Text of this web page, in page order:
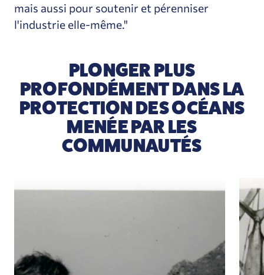
mais aussi pour soutenir et pérenniser
l'industrie elle-même."
PLONGER PLUS
PROFONDÉMENT DANS LA
PROTECTION DES OCÉANS
MENÉE PAR LES
COMMUNAUTÉS
Qu'est-ce que le syndrome de la base de